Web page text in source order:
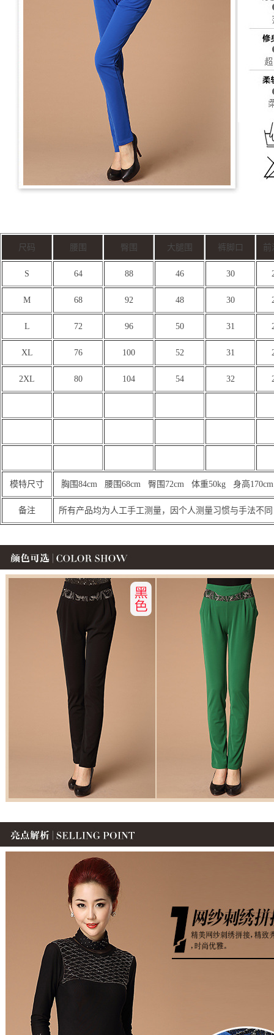
尺码 腰围 臀围 大腿围 裤脚口 前
S 64 88 46 30
M 68 92 48 30
L 72 96 50 31
XL 76 100 52 31
2XL 80 104 54 32
模特尺寸 胸围84cm 腰围68cm 臀围72cm 体重50kg 身高
备注 所有产品均为人工手工测量，因个人测量习惯与手法不